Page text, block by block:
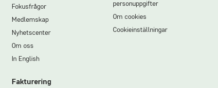
Fokusfrågor
Medlemskap
Nyhetscenter
Om oss
In English
personuppgifter
Om cookies
Cookieinställningar
Fakturering